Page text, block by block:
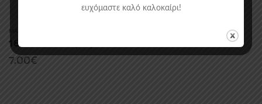
MANGA/COMICS
1800 – 1. Πατέρας
7.00€
ευχόμαστε καλό καλοκαίρι!